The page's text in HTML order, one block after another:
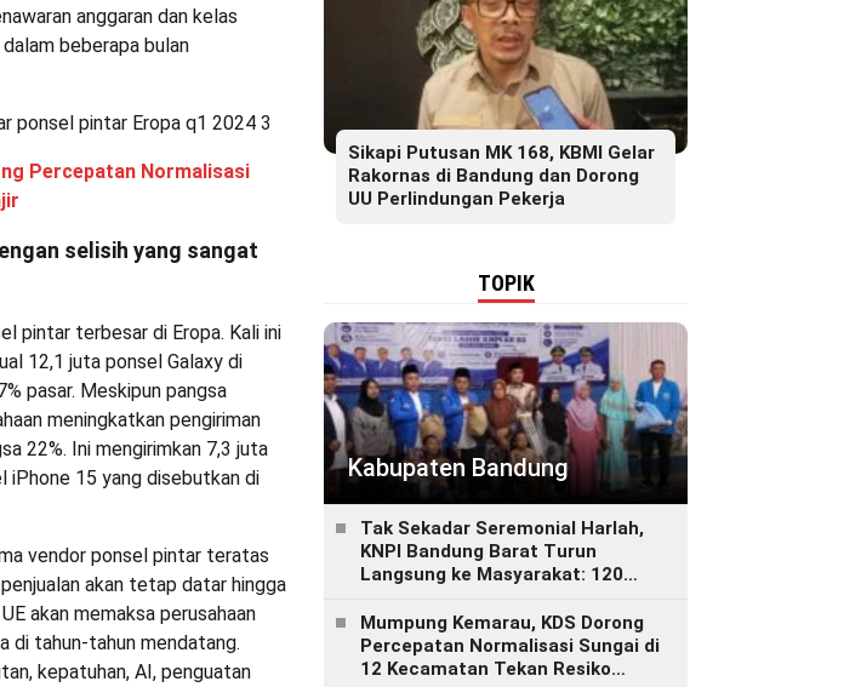
anggaran dan kelas
beberapa bulan
Percepatan Normalisasi
selisih yang sangat
pintar terbesar di Eropa. Kali ini
12,1 juta ponsel Galaxy di
pasar. Meskipun pangsa
meningkatkan pengiriman
22%. Ini mengirimkan 7,3 juta
iPhone 15 yang disebutkan di
vendor ponsel pintar teratas
akan tetap datar hingga
akan memaksa perusahaan
di tahun-tahun mendatang.
kepatuhan, AI, penguatan
Sikapi Putusan MK 168, KBMI Gelar
Rakornas di Bandung dan Dorong
UU Perlindungan Pekerja
TOPIK
Kabupaten Bandung
Tak Sekadar Seremonial Harlah,
KNPI Bandung Barat Turun
Langsung ke Masyarakat: 120
Disabilitas hingga Layanan
Kesehatan Gratis
Mumpung Kemarau, KDS Dorong
Percepatan Normalisasi Sungai di
12 Kecamatan Tekan Resiko